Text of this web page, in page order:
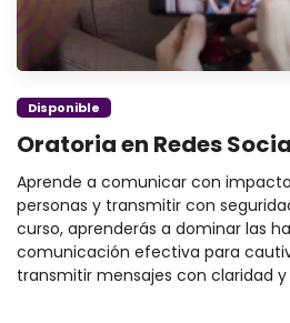
Disponible
Oratoria en Redes
Aprende a comunicar con
personas y transmitir con
curso, aprenderás a dominar las
comunicación efectiva para
transmitir mensajes con claridad y